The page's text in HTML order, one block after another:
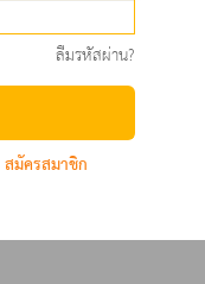
ลืมรหัสผ่าน?
สมัครสมาชิก